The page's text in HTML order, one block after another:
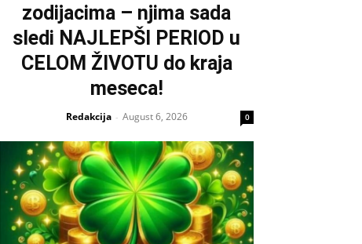
zodijacima – njima sada
sledi NAJLEPŠI PERIOD u
CELOM ŽIVOTU do kraja
meseca!
Redakcija - August 6, 2026 0